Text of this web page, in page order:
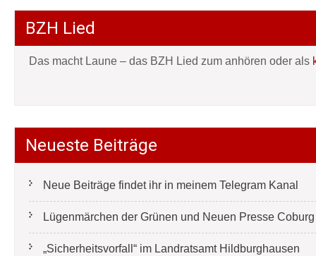
BZH Lied
Das macht Laune – das BZH Lied zum anhören oder als
Neueste Beiträge
Neue Beiträge findet ihr in meinem Telegram Kanal
Lügenmärchen der Grünen und Neuen Presse
„Sicherheitsvorfall“ im Landratsamt Hildburghausen